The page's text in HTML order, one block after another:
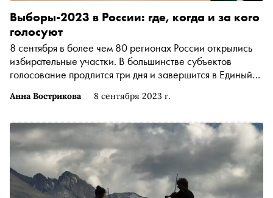
Анна Вострикова 8 сентября 2023 г.
Выборы-2023 в России: где, когда и за кого
голосуют
8 сентября в более чем 80 регионах России открылись
избирательные участки. В большинстве субъектов
голосование продлится три дня и завершится в Единый
выбирать россияне — в материале «Сноба»